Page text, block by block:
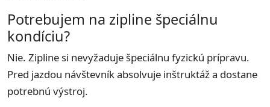
Potrebujem na zipline špeciálnu
kondíciu?
Nie. Zipline si nevyžaduje špeciálnu fyzickú prípravu.
Pred jazdou návštevník absolvuje inštruktáž a dostane
potrebnú výstroj.